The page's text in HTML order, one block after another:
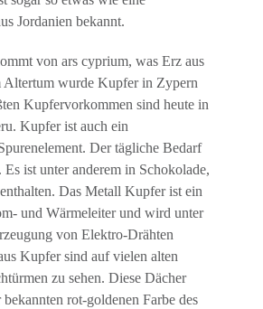
Jordanien bekannt.
von ars cyprium, was Erz aus
Altertum wurde Kupfer in Zypern
Kupfervorkommen sind heute in
Kupfer ist auch ein
Der tägliche Bedarf
ist unter anderem in Schokolade,
Das Metall Kupfer ist ein
und Wärmeleiter und wird unter
von Elektro-Drähten
Kupfer sind auf vielen alten
zu sehen. Diese Dächer
rot-goldenen Farbe des